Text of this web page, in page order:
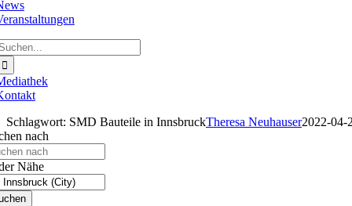
Schlagwort: SMD Bauteile in InnsbruckTheresa Neuhauser2022-04-
nach
Nähe